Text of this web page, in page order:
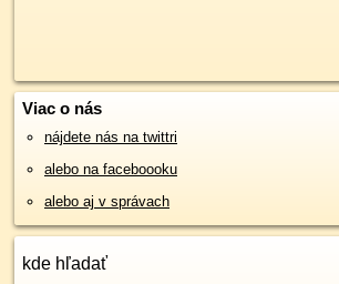
Viac o nás
nájdete nás na twittri
alebo na faceboooku
alebo aj v správach
kde hľadať